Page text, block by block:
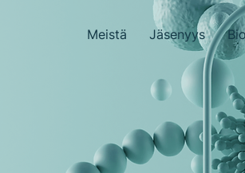
Meistä Jäsenyys